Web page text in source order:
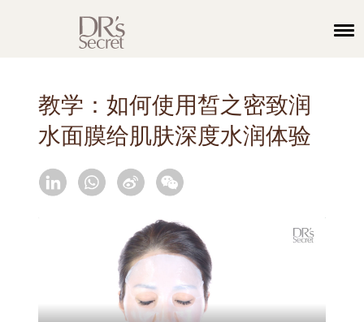
教学：如何使用皙之密致润
水面膜给肌肤深度水润体验